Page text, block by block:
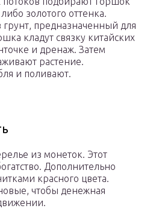
золотого оттенка.
предназначенный для
кладут связку китайских
и дренаж. Затем
растение.
и поливают.
из монеток. Этот
Дополнительно
красного цвета.
чтобы денежная